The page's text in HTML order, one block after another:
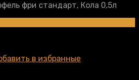
фри стандарт, Кола 0,5л
в избранные